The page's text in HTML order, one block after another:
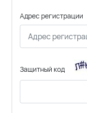
Адрес регистрации
Защитный код